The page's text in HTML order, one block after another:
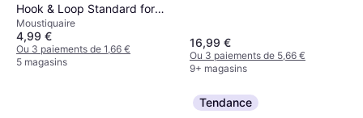
Hook & Loop Standard for
Windows 100cm x 100cm
Moustiquaire
4,99 €
Ou 3 paiements de 1,66 €
5 magasins
16,99 €
Ou 3 paiements de 5,66 €
9+ magasins
Tendance